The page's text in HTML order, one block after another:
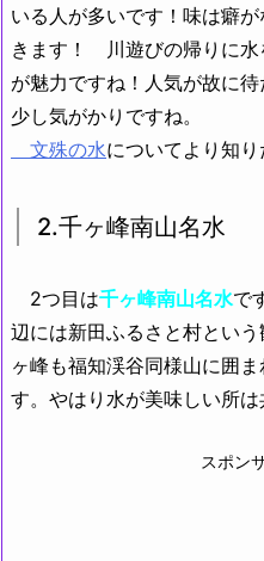
いる人が多いです！味は癖
きます！ 川遊びの帰りに水
が魅力ですね！人気が故に
少し気がかりですね。
文殊の水についてより知
2.千ヶ峰南山名水
2つ目は千ヶ峰南山名水で
辺には新田ふるさと村とい
ヶ峰も福知渓谷同様山に囲
す。やはり水が美味しい所は
スポン